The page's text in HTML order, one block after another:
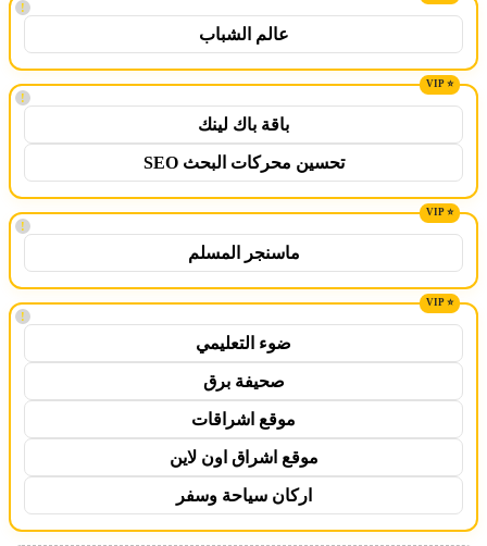
!
عالم الشباب
!
باقة باك لينك
تحسين محركات البحث SEO
!
ماسنجر المسلم
!
ضوء التعليمي
صحيفة برق
موقع اشراقات
موقع اشراق اون لاين
اركان سياحة وسفر